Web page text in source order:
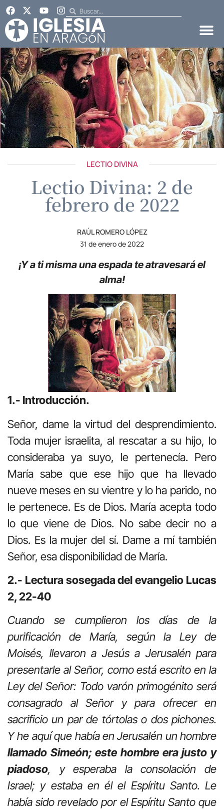
LECTIO DIVINA
Lectio Divina: 2 de
febrero de 2022
RAÚL ROMERO LÓPEZ
31 de enero de 2022
¡Y a ti misma una espada te atravesará el
alma!
1.- Introducción.
Señor, dame la virtud del desprendimiento.
Toda mujer israelita, al rescatar a su hijo, lo
consideraba ya suyo, le pertenecía. Pero
María sabe que ese hijo que ha llevado
nueve meses en su vientre y lo ha parido, no
le pertenece. Es de Dios. María acepta todo
lo que viene de Dios. No sabe decir no a
Dios. Es la mujer del sí. Dame a mí también
Señor, esa disponibilidad de María.
2.- Lectura sosegada del evangelio Lucas
2, 22-40
Cuando se cumplieron los días de la
purificación de María, según la Ley de
Moisés, llevaron a Jesús a Jerusalén para
presentarle al Señor, como está escrito en la
Ley del Señor: Todo varón primogénito será
consagrado al Señor y para ofrecer en
sacrificio un par de tórtolas o dos pichones.
Y he aquí que había en Jerusalén un hombre
llamado Simeón; este hombre era justo y
piadoso, y esperaba la consolación de
Israel; y estaba en él el Espíritu Santo. Le
había sido revelado por el Espíritu Santo que